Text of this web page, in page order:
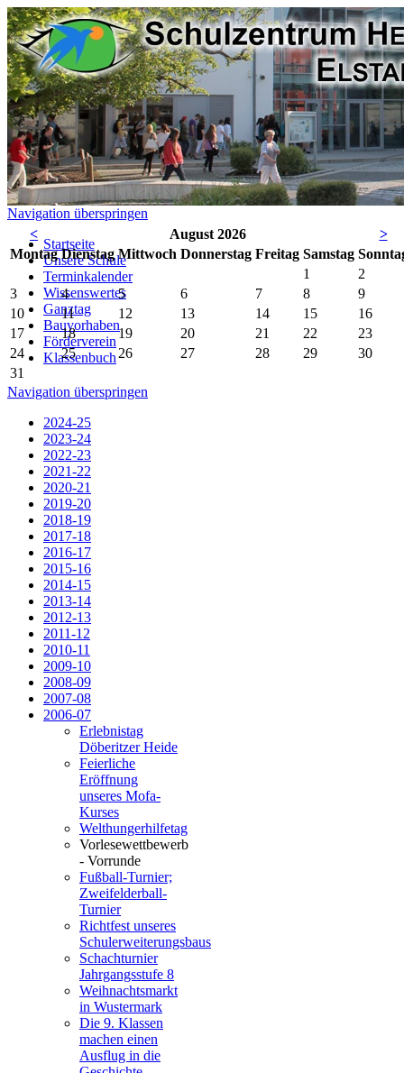
Navigation überspringen
Startseite
Unsere Schule
Terminkalender
Wissenswertes
Ganztag
Bauvorhaben
Förderverein
Klassenbuch
< August 2026
>
Montag Dienstag Mittwoch Donnerstag Freitag Samstag So
1
2
3
4 5 6 7 8
9
10
11 12 13 14 15
16
17
18 19 20 21 22
23
24
25 26 27 28 29
30
31
Navigation überspringen
2024-25
2023-24
2022-23
2021-22
2020-21
2019-20
2018-19
2017-18
2016-17
2015-16
2014-15
2013-14
2012-13
2011-12
2010-11
2009-10
2008-09
2007-08
2006-07
Erlebnistag
Döberitzer Heide
Feierliche
Eröffnung
unseres Mofa-
Kurses
Welthungerhilfetag
Vorlesewettbewerb
- Vorrunde
Fußball-Turnier;
Zweifelderball-
Turnier
Richtfest unseres
Schulerweiterungsbaus
Schachturnier
Jahrgangsstufe 8
Weihnachtsmarkt
in Wustermark
Die 9. Klassen
machen einen
Ausflug in die